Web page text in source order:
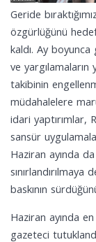
Geride
özgürlüğünü
kaldı. Ay
ve yargılamaların
takibinin
müdahalelere
idari yaptırımlar,
sansür
Haziran ayında
baskının
Haziran ayında
gazeteci